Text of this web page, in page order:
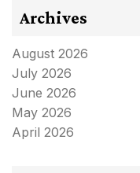
Archives
August 2026
July 2026
June 2026
May 2026
April 2026